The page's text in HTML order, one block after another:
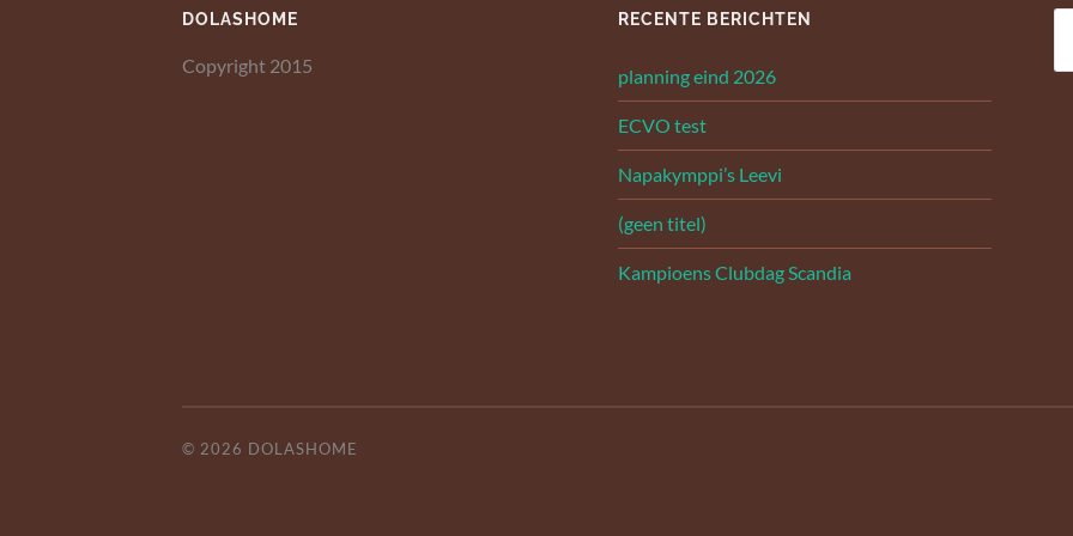
DOLASHOME
Copyright 2015
RECENTE BERICHTEN
planning eind 2026
ECVO test
Napakymppi’s Leevi
(geen titel)
Kampioens Clubdag Scandia
© 2026 DOLASHOME